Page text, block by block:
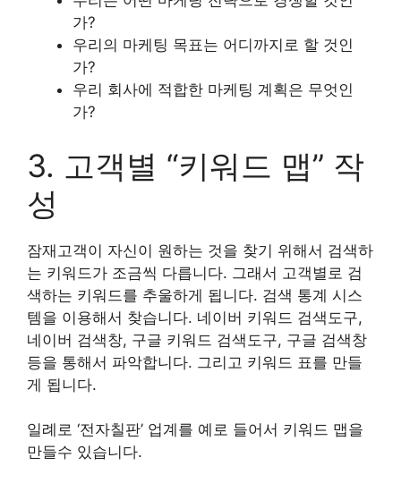
가?
우리의 마케팅 목표는 어디까지로 할 것인
가?
우리 회사에 적합한 마케팅 계획은 무엇인
가?
3. 고객별 “키워드 맵” 작
성
잠재고객이 자신이 원하는 것을 찾기 위해서 검색하
는 키워드가 조금씩 다릅니다. 그래서 고객별로 검
색하는 키워드를 추울하게 됩니다. 검색 통계 시스
템을 이용해서 찾습니다. 네이버 키워드 검색도구,
네이버 검색창, 구글 키워드 검색도구, 구글 검색창
등을 통해서 파악합니다. 그리고 키워드 표를 만들
게 됩니다.
일례로 ‘전자칠판’ 업계를 예로 들어서 키워드 맵을
만들수 있습니다.